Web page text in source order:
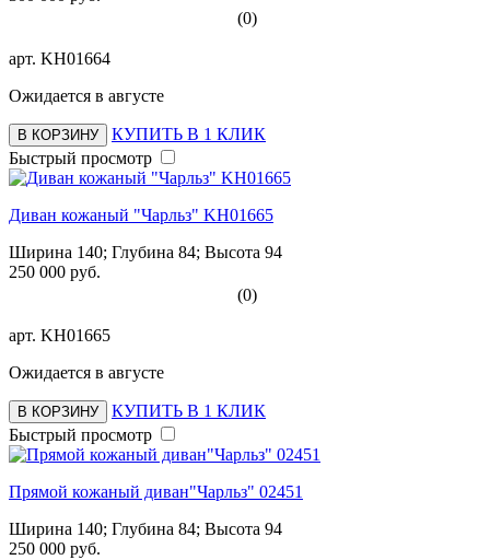
(0)
арт. KH01664
Ожидается в августе
В КОРЗИНУ
КУПИТЬ В 1 КЛИК
Быстрый просмотр
Диван кожаный "Чарльз" KH01665
Ширина 140; Глубина 84; Высота 94
250 000 руб.
(0)
арт. KH01665
Ожидается в августе
В КОРЗИНУ
КУПИТЬ В 1 КЛИК
Быстрый просмотр
Прямой кожаный диван"Чарльз" 02451
Ширина 140; Глубина 84; Высота 94
250 000 руб.